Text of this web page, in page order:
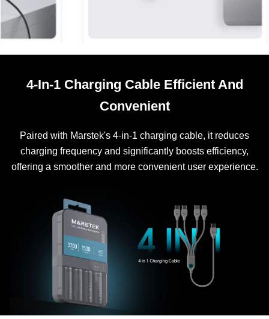
4-In-1 Charging Cable Efficient And
Convenient
Paired with Marstek's 4-in-1 charging cable, it reduces
charging frequency and significantly boosts efficiency,
offering a smoother and more convenient user experience.